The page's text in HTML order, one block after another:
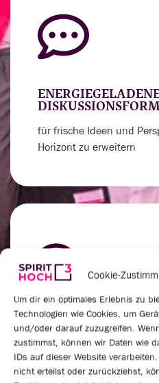
Cookie-
Um dir ein optimales Erlebnis zu
Technologien wie Cookies, um
und/oder darauf zuzugreifen.
zustimmst, können wir Daten wie
IDs auf dieser Website
nicht erteilst oder zurückziehst,
für frische Ideen und
Horizont zu erweitern
um deinen Spirit für
Leistungen anzukurbeln